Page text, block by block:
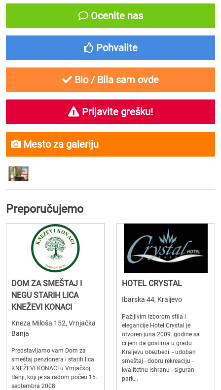
Ocenite nas
Pohvalite
Bio / Bila sam ovde
Prijavite grešku!
Mesto za galeriju
Preporučujemo
DOM ZA SMEŠTAJ I
NEGU STARIH LICA
KNEŽEVI KONACI
Kneza Miloša 152, Vrnjačka
Banja
Predstavljamo vam Dom za
smeštaj penzionera i starih lica
KNEŽEVI KONACI u Vrnjačkoj
Banji, koji je sa radom počeo 15.
septembra 2008.
HOTEL CRYSTAL
Ibarska 44, Kraljevo
Pažljivim izborom stila i
elegancije Hotel Crystal je
otvoren juna 2009. godine sa
ciljem da gostima u gradu
Kraljevu obezbedi: - udoban
smeštaj - dobru rekreaciju -
kvalitetnu ishranu - siguran
park...